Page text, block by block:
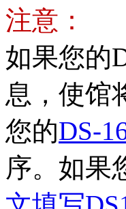
注意：
如果您的
息，使馆
您的DS-
序。如果